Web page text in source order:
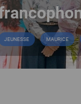
JEUNESSE MAURICE